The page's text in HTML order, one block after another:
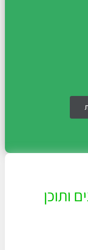
ותוכן